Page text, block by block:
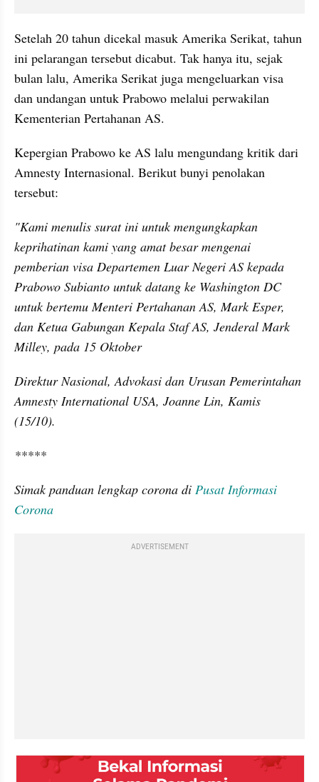
Setelah 20 tahun dicekal masuk Amerika Serikat, tahun
ini pelarangan tersebut dicabut. Tak hanya itu, sejak
bulan lalu, Amerika Serikat juga mengeluarkan visa
dan undangan untuk Prabowo melalui perwakilan
Kementerian Pertahanan AS.
Kepergian Prabowo ke AS lalu mengundang kritik dari
Amnesty Internasional. Berikut bunyi penolakan
tersebut:
"Kami menulis surat ini untuk mengungkapkan
keprihatinan kami yang amat besar mengenai
pemberian visa Departemen Luar Negeri AS kepada
Prabowo Subianto untuk datang ke Washington DC
untuk bertemu Menteri Pertahanan AS, Mark Esper,
Milley, pada 15 Oktober
Direktur Nasional, Advokasi dan Urusan Pemerintahan
Amnesty International USA, Joanne Lin, Kamis
(15/10).
*****
Simak panduan lengkap corona di Pusat Informasi
Corona
ADVERTISEMENT